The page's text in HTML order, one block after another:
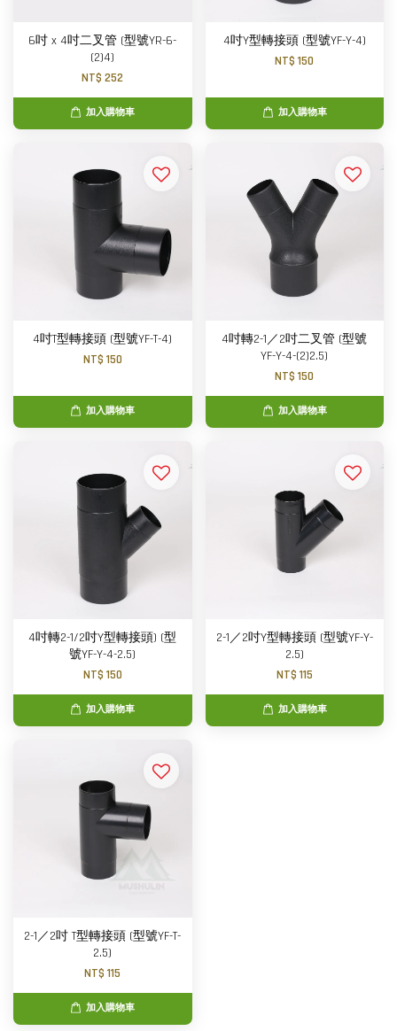
6吋 x 4吋二叉管 (型號YR-6-
(2)4)
NT$ 252
加入購物車
4吋Y型轉接頭 (型號YF-Y-4)
NT$ 150
加入購物車
4吋T型轉接頭 (型號YF-T-4)
NT$ 150
加入購物車
4吋轉2-1／2吋二叉管 (型號
YF-Y-4-(2)2.5)
NT$ 150
加入購物車
4吋轉2-1/2吋Y型轉接頭) (型
號YF-Y-4-2.5)
NT$ 150
加入購物車
2-1／2吋Y型轉接頭 (型號YF-Y-
2.5)
NT$ 115
加入購物車
2-1／2吋 T型轉接頭 (型號YF-T-
2.5)
NT$ 115
加入購物車